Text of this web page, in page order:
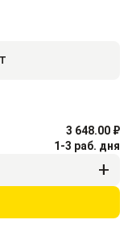
3 648.00 ₽
1-3 раб. дня